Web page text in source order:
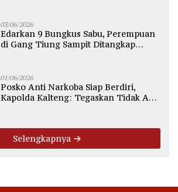
03/06/2026
Edarkan 9 Bungkus Sabu, Perempuan
di Gang Tiung Sampit Ditangkap
01/06/2026
Posko Anti Narkoba Siap Berdiri,
Kapolda Kalteng: Tegaskan Tidak Ada
Selengkapnya